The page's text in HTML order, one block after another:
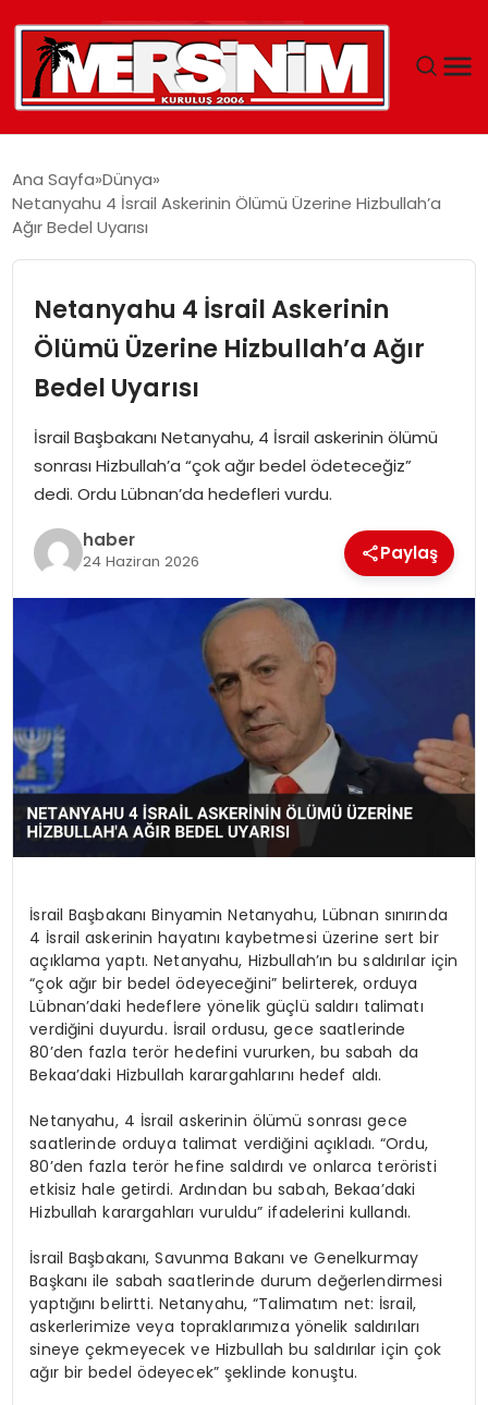
YAŞAM
SAĞLIK
EĞITIM
SPOR
EKONOMI
MAGAZIN
OTOMOBIL
Ana Sayfa Dünya
Netanyahu 4 İsrail Askerinin Ölümü Üzerine Hizbullah’a
Ağır Bedel Uyarısı
Netanyahu 4 İsrail Askerinin
Ölümü Üzerine Hizbullah’a Ağır
Bedel Uyarısı
İsrail Başbakanı Netanyahu, 4 İsrail askerinin ölümü
sonrası Hizbullah’a “çok ağır bedel ödeteceğiz”
dedi. Ordu Lübnan’da hedefleri vurdu.
haber
24 Haziran 2026 Paylaş
İsrail Başbakanı Binyamin Netanyahu, Lübnan sınırında
4 İsrail askerinin hayatını kaybetmesi üzerine sert bir
açıklama yaptı. Netanyahu, Hizbullah’ın bu saldırılar için
“çok ağır bir bedel ödeyeceğini” belirterek, orduya
Lübnan’daki hedeflere yönelik güçlü saldırı talimatı
verdiğini duyurdu. İsrail ordusu, gece saatlerinde
80’den fazla terör hedefini vururken, bu sabah da
Bekaa’daki Hizbullah karargahlarını hedef aldı.
Netanyahu, 4 İsrail askerinin ölümü sonrası gece
saatlerinde orduya talimat verdiğini açıkladı. “Ordu,
80’den fazla terör hefine saldırdı ve onlarca teröristi
etkisiz hale getirdi. Ardından bu sabah, Bekaa’daki
Hizbullah karargahları vuruldu” ifadelerini kullandı.
İsrail Başbakanı, Savunma Bakanı ve Genelkurmay
Başkanı ile sabah saatlerinde durum değerlendirmesi
yaptığını belirtti. Netanyahu, “Talimatım net: İsrail,
askerlerimize veya topraklarımıza yönelik saldırıları
sineye çekmeyecek ve Hizbullah bu saldırılar için çok
ağır bir bedel ödeyecek” şeklinde konuştu.